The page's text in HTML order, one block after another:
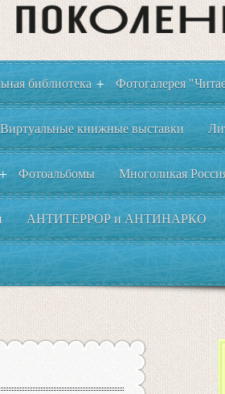
библиотека + Фотогалерея
Виртуальные книжные выставки
+ Фотоальбомы Многоликая
АНТИТЕРРОР и АНТИНАРКО